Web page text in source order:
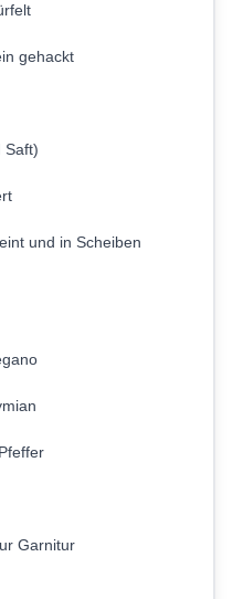
gehackt
Saft)
und in Scheiben
Garnitur